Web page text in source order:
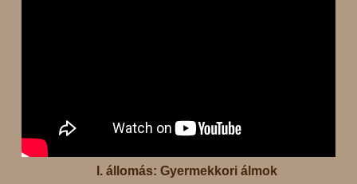
I. állomás: Gyermekkori álmok